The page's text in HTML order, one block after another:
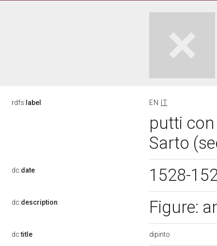
rdfs: label EN IT
putti
Sarto
dc:date 1528-
dc:description Figure:
dc:title dipinto